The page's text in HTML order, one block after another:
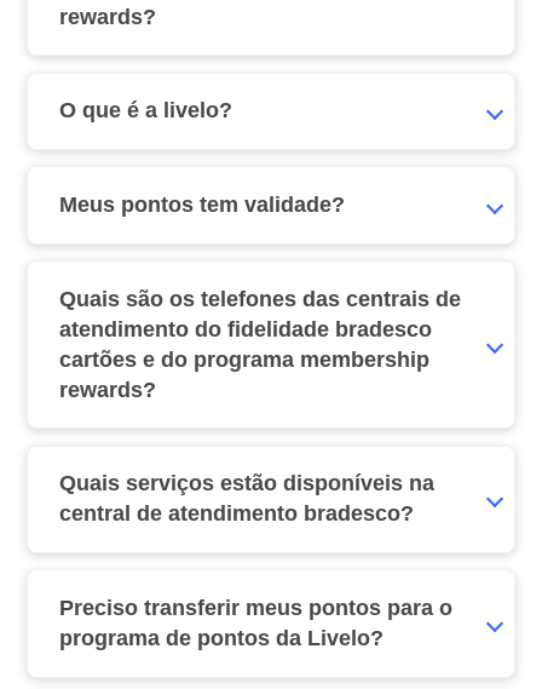
rewards?
O que é a livelo?
Meus pontos tem validade?
Quais são os telefones das centrais de
atendimento do fidelidade bradesco
cartões e do programa membership
rewards?
Quais serviços estão disponíveis na
central de atendimento bradesco?
Preciso transferir meus pontos para o
programa de pontos da Livelo?